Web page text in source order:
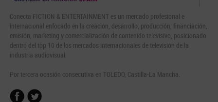
Conecta FICTION & ENTERTAINMENT es un mercado profesional e
internacional enfocado en la creación, desarrollo, producción, financiación,
emisión, marketing y comercialización de contenido televisivo, posicionado
dentro del top 10 de los mercados internacionales de televisión de la
industria audiovisual.
Por tercera ocasión consecutiva en TOLEDO, Castilla-La Mancha.